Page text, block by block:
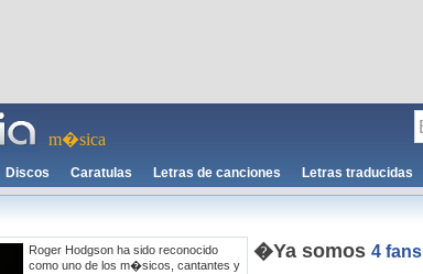
m�sica
Discos Caratulas Letras de canciones Letras traducidas
Roger Hodgson ha sido reconocido
como uno de los m�sicos, cantantes y
�Ya somos 4 fans